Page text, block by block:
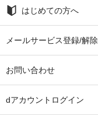
はじめての方へ
メールサービス登録/解除
お問い合わせ
dアカウントログイン